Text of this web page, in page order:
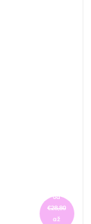
od
€28,80
až